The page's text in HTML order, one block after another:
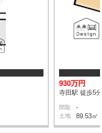
930万円
寺田駅 徒歩5分
間取 -
土地 89.53㎡